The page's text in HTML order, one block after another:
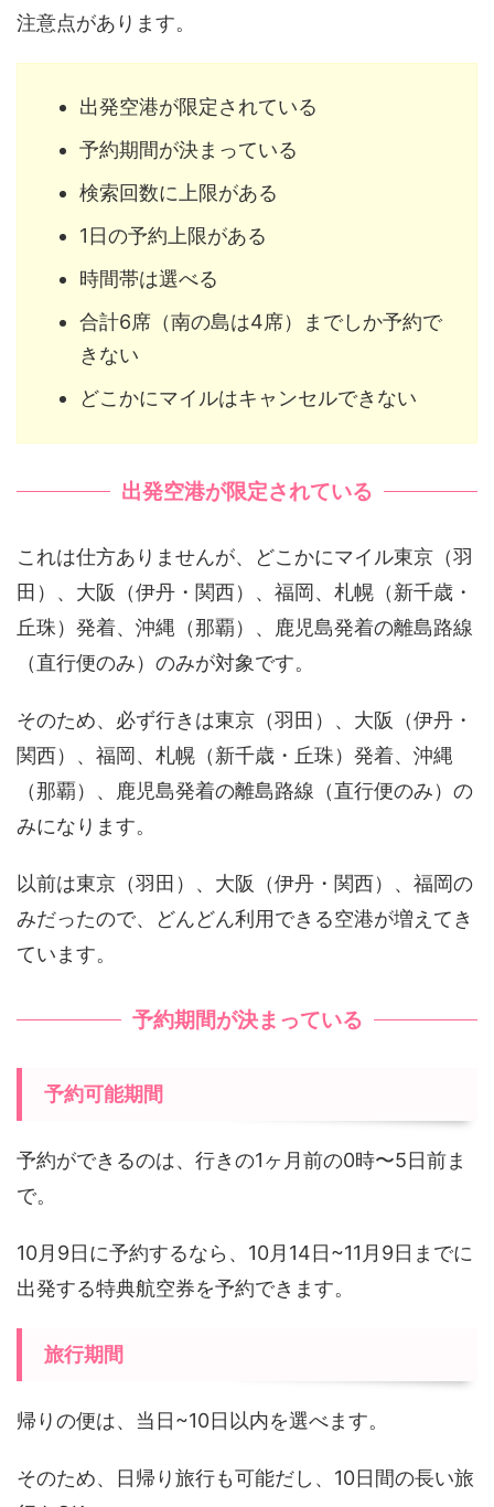
注意点があります。
出発空港が限定されている
予約期間が決まっている
検索回数に上限がある
1日の予約上限がある
時間帯は選べる
合計6席（南の島は4席）までしか予約で
きない
どこかにマイルはキャンセルできない
出発空港が限定されている
これは仕方ありませんが、どこかにマイル東京（羽
田）、大阪（伊丹・関西）、福岡、札幌（新千歳・
丘珠）発着、沖縄（那覇）、鹿児島発着の離島路線
（直行便のみ）のみが対象です。
そのため、必ず行きは東京（羽田）、大阪（伊丹・
関西）、福岡、札幌（新千歳・丘珠）発着、沖縄
（那覇）、鹿児島発着の離島路線（直行便のみ）の
みになります。
以前は東京（羽田）、大阪（伊丹・関西）、福岡の
みだったので、どんどん利用できる空港が増えてき
ています。
予約期間が決まっている
予約可能期間
予約ができるのは、行きの1ヶ月前の0時〜5日前ま
で。
10月9日に予約するなら、10月14日~11月9日までに
出発する特典航空券を予約できます。
旅行期間
帰りの便は、当日~10日以内を選べます。
そのため、日帰り旅行も可能だし、10日間の長い旅